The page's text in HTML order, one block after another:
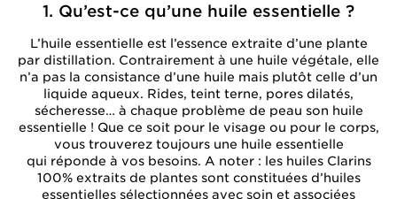
1. Qu’est-ce qu’une huile essentielle ?
L’huile essentielle est l’essence extraite d’une plante
par distillation. Contrairement à une huile végétale, elle
n’a pas la consistance d’une huile mais plutôt celle d’un
liquide aqueux. Rides, teint terne, pores dilatés,
sécheresse… à chaque problème de peau son huile
essentielle ! Que ce soit pour le visage ou pour le corps,
vous trouverez toujours une huile essentielle
qui réponde à vos besoins. A noter : les huiles Clarins
100% extraits de plantes sont constituées d’huiles
essentielles sélectionnées avec soin et associées